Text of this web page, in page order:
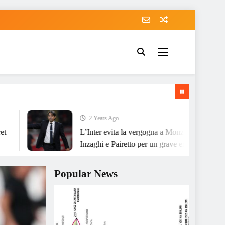
2 Years Ago
L’Inter evita la vergogna a Monza; scoppia la polemica
Inzaghi e Pairetto per un grave errore.
Popular News